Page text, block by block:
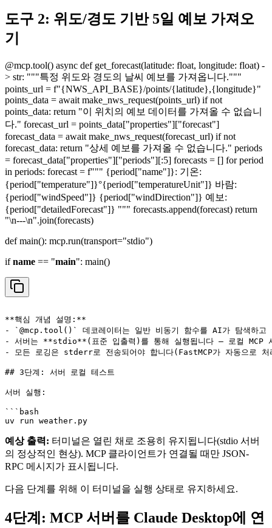
도구 2: 위도/경도 기반 5일 예보 가져오
기
@mcp.tool() async def get_forecast(latitude: float, longitude: float) -
> str: """특정 위도와 경도의 날씨 예보를 가져옵니다."""
points_url = f"{NWS_API_BASE}/points/{latitude},{longitude}"
points_data = await make_nws_request(points_url) if not
points_data: return "이 위치의 예보 데이터를 가져올 수 없습니
다." forecast_url = points_data["properties"]["forecast"]
forecast_data = await make_nws_request(forecast_url) if not
forecast_data: return "상세 예보를 가져올 수 없습니다." periods
= forecast_data["properties"]["periods"][:5] forecasts = [] for period
in periods: forecast = f""" {period["name"]}: 기온:
{period["temperature"]}°{period["temperatureUnit"]} 바람:
{period["windSpeed"]} {period["windDirection"]} 예보:
{period["detailedForecast"]} """ forecasts.append(forecast) return
"\n---\n".join(forecasts)
def main(): mcp.run(transport="stdio")
ifname == "main": main()
**핵심 개념 설명:**
- `@mcp.tool()` 데코레이터는 일반 비동기 함수를 AI가 탐색하고
- 서버는 **stdio**(표준 입출력)를 통해 실행됩니다 – 로컬 MCP
- 모든 로깅은 stderr로 전송되어야 합니다(FastMCP가 자동으로 처
## 3단계: 서버 로컬 테스트
서버 실행:
```bash
예상 출력: 터미널은 열린 채로 조용히 유지됩니다(stdio 서버
의 정상적인 현상). MCP 클라이언트가 연결될 때만 JSON-
RPC 메시지가 표시됩니다.
다음 단계를 위해 이 터미널을 실행 상태로 유지하세요.
4단계: MCP 서버를 Claude Desktop에 연